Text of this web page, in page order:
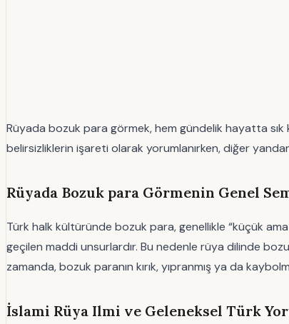
Rüyada bozuk para görmek, hem gündelik hayatta
belirsizliklerin işareti olarak yorumlanırken, diğer
Rüyada Bozuk para Görmenin Genel
Türk halk kültüründe bozuk para, genellikle “küçük
geçilen maddi unsurlardır. Bu nedenle rüya dilinde
zamanda, bozuk paranın kırık, yıpranmış ya da
İslami Rüya Ilmi ve Geleneksel Türk